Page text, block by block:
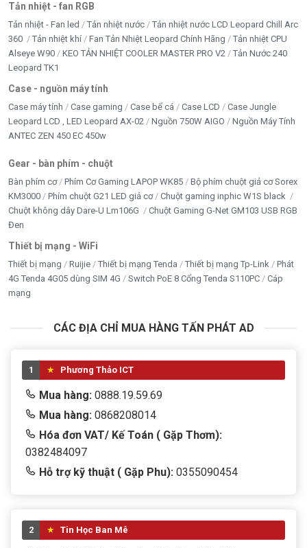
Tản nhiệt - fan RGB
Tản nhiệt - Fan led Tản nhiệt nước
Tản nhiệt nước LCD Leopard Chill Arc
360
Tản nhiệt khí Fan Tản Nhiệt Leopard Chính Hãng
Tản nhiệt CPU
Alseye W90
KEO TẢN NHIỆT COOLER MASTER PRO V2
Tản Nước 240
Leopard TK1
Case - nguồn máy tính
Case máy tính Case gaming Case bể cá Case LCD
Case Jungle
Leopard LCD , LED Leopard AX-02
Nguồn 750W AIGO
Nguồn Máy Tính
ANTEC ZEN 450 EC 450w
Gear - bàn phím - chuột
Bàn phím cơ Phím Cơ Gaming LAPOP WK85
Bộ phím chuột giả cơ Sorex
KM3000
Phím chuột G21 LED giả cơ
Chuột gaming inphic W1S black
Chuột không dây Dare-U Lm106G
Chuột Gaming G-Net GM103 USB RGB
Đen
Thiết bị mạng - WiFi
Thiết bị mạng Ruijie Thiết bị mạng Tenda Thiết bị mạng Tp-Link
Phát
4G Tenda 4G05 dùng SIM 4G
Switch PoE 8 Cổng Tenda S110PC
Cáp
mạng
CÁC ĐỊA CHỈ MUA HÀNG TẤN PHÁT AD
1 Phương Thảo ICT
Mua hàng: 0888.19.59.69
Mua hàng: 0868208014
Hóa đơn VAT/ Kế Toán ( Gặp Thơm):
0382484097
Hỗ trợ kỹ thuật ( Gặp Phu): 0355090454
2 Tin Học Ban Mê